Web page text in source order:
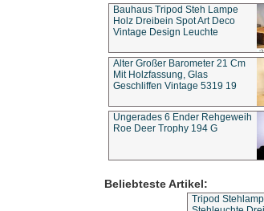
Bauhaus Tripod Steh Lampe
Holz Dreibein Spot Art Deco
Vintage Design Leuchte
Alter Großer Barometer 21 Cm
Mit Holzfassung, Glas
Geschliffen Vintage 5319 19
Ungerades 6 Ender Rehgeweih
Roe Deer Trophy 194 G
Beliebteste Artikel:
Tripod